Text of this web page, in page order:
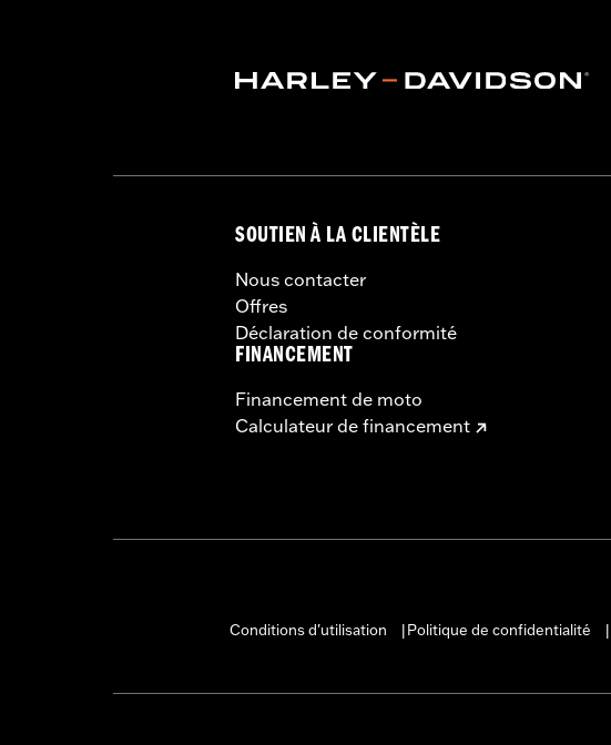
SOUTIEN À LA CLIENTÈLE
Nous contacter
Offres
Déclaration de conformité
FINANCEMENT
Financement de moto
Calculateur de financement
Conditions d'utilisation
Politique de confidentialité